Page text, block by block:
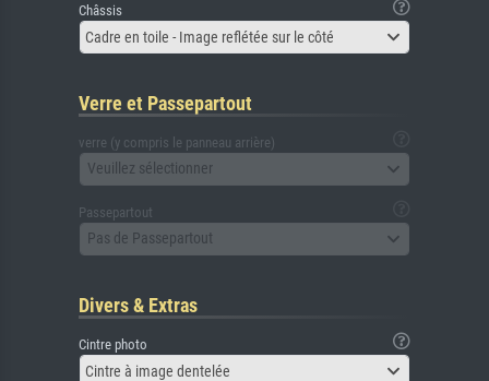
Châssis
Cadre en toile - Image reflétée sur le côté
Verre et Passepartout
verre (y compris le panneau arrière)
Veuillez sélectionner
Passepartout
Pas de Passepartout
Divers & Extras
Cintre photo
Cintre à image dentelée